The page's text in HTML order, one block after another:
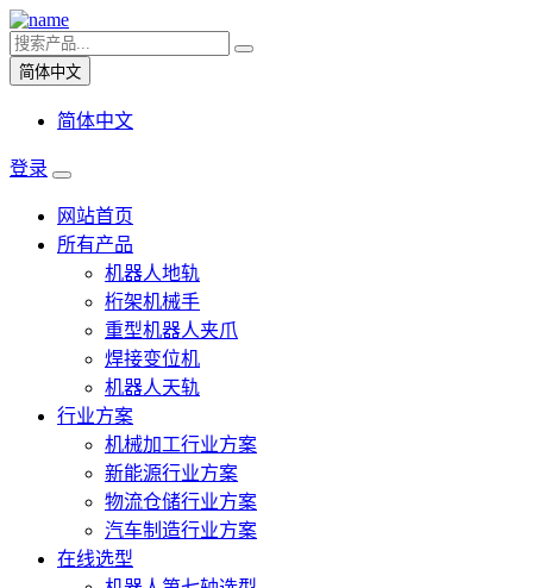
简体中文
简体中文
登录
网站首页
所有产品
机器人地轨
桁架机械手
重型机器人夹爪
焊接变位机
机器人天轨
行业方案
机械加工行业方案
新能源行业方案
物流仓储行业方案
汽车制造行业方案
在线选型